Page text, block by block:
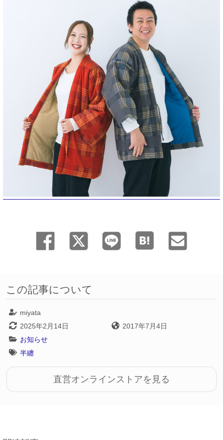
この記事について
miyata
2025年2月14日
2017年7月4日
お知らせ
半纏
直営オンラインストアを見る